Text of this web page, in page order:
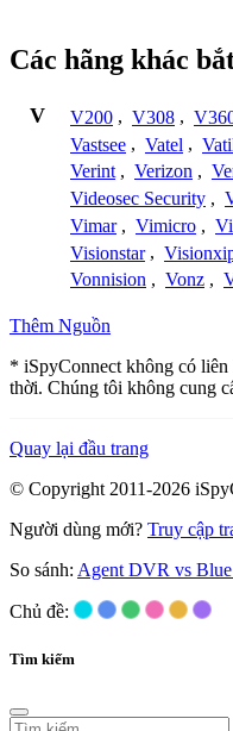
Các hãng khác
V V200 , V308 ,
Vastsee , Vatel ,
Verint , Verizon ,
Videosec Security ,
Vimar , Vimicro ,
Visionstar ,
Vonnision , Vonz ,
Thêm Nguồn
* iSpyConnect không có liên
thời. Chúng tôi không cung
Quay lại đầu trang
© Copyright 2011-2026
Người dùng mới? Truy cập
So sánh: Agent DVR vs
Chủ đề:
Tìm kiếm